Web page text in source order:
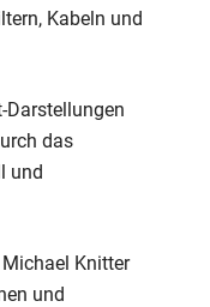
Kabeln und
Darstellungen
das
und
Knitter
und